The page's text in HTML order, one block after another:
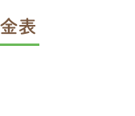
表